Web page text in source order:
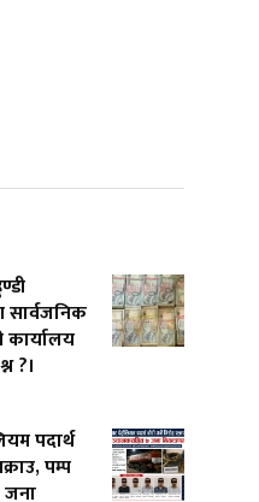
सार्वजनिक
कार्यालय
?।
पदार्थ
पम्प